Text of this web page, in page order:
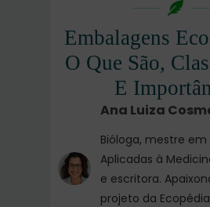
Embalagens
O Que São,
E
Ana Luiza
Bióloga, mestre em
Aplicadas à
e escritora.
projeto da